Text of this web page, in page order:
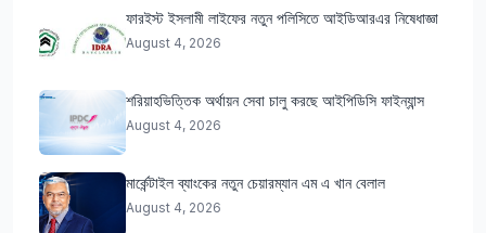
ফারইস্ট ইসলামী লাইফের নতুন পলিসিতে আইডিআরএর নিষেধাজ্ঞা
August 4, 2026
শরিয়াহভিত্তিক অর্থায়ন সেবা চালু করছে আইপিডিসি ফাইন্যান্স
August 4, 2026
মার্কেন্টাইল ব্যাংকের নতুন চেয়ারম্যান এম এ খান বেলাল
August 4, 2026